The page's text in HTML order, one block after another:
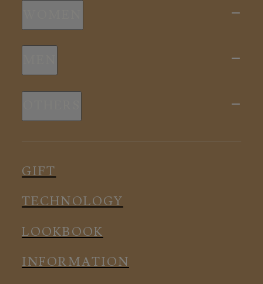
新商品
スリープウェア
ルームウェア
アクセサリー
新商品
ルームウェア
アクセサリー
GIFT
TECHNOLOGY
LOOKBOOK
INFORMATION